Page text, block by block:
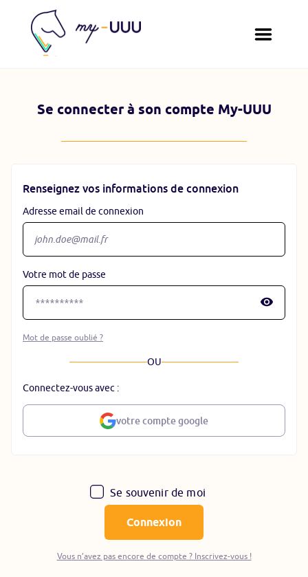
Se connecter à son compte My-UUU
Renseignez vos informations de connexion
Adresse email de connexion
Votre mot de passe
Mot de passe oublié ?
OU
Connectez-vous avec :
votre compte google
Se souvenir de moi
Connexion
Vous n’avez pas encore de compte ? Inscrivez-vous !